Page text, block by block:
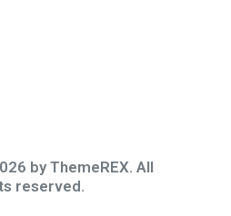
by ThemeREX. All
reserved.